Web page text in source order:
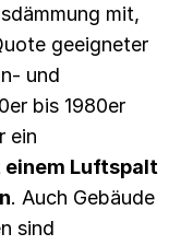
mit,
geeigneter
und
bis 1980er
ein
Luftspalt
. Auch Gebäude
sind